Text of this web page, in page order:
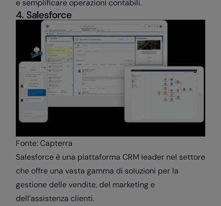
e semplificare operazioni contabili.
4. Salesforce
Fonte: Capterra
Salesforce è una piattaforma CRM leader nel settore
che offre una vasta gamma di soluzioni per la
gestione delle vendite, del marketing e
dell’assistenza clienti.